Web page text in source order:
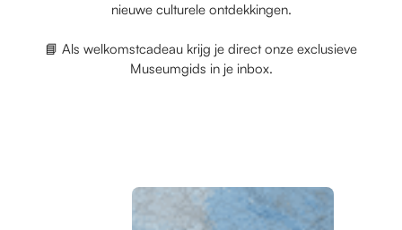
nieuwe culturele ontdekkingen.
📘 Als welkomstcadeau krijg je direct onze exclusieve
Museumgids in je inbox.